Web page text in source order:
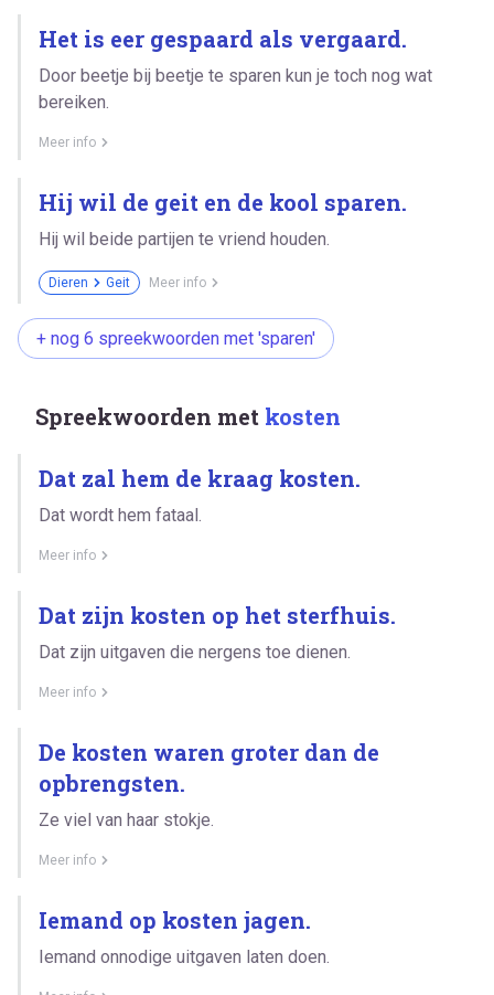
Het is eer gespaard als vergaard.
Door beetje bij beetje te sparen kun je toch nog wat
bereiken.
Meer info
Hij wil de geit en de kool sparen.
Hij wil beide partijen te vriend houden.
Dieren Geit Meer info
+ nog 6 spreekwoorden met 'sparen'
Spreekwoorden met kosten
Dat zal hem de kraag kosten.
Dat wordt hem fataal.
Meer info
Dat zijn kosten op het sterfhuis.
Dat zijn uitgaven die nergens toe dienen.
Meer info
De kosten waren groter dan de
opbrengsten.
Ze viel van haar stokje.
Meer info
Iemand op kosten jagen.
Iemand onnodige uitgaven laten doen.